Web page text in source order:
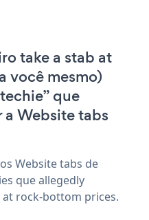
take a stab at
você mesmo)
que
Website tabs
Website tabs de
que allegedly
rock-bottom prices.